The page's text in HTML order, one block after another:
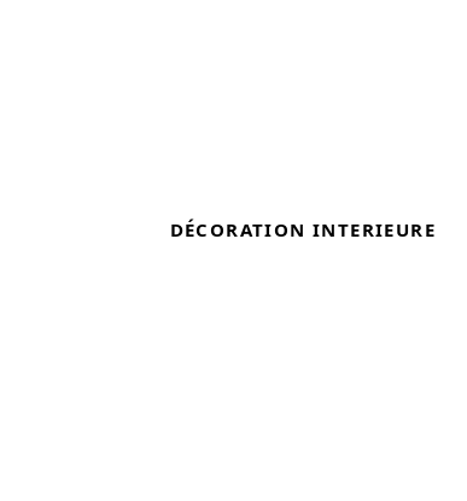
DÉCORATION INTERIEURE